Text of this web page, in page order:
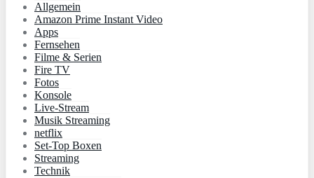
Allgemein
Amazon Prime Instant Video
Apps
Fernsehen
Filme & Serien
Fire TV
Fotos
Konsole
Live-Stream
Musik Streaming
netflix
Set-Top Boxen
Streaming
Technik